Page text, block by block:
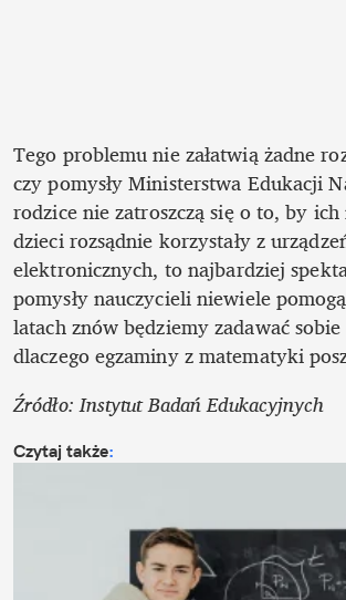
Tego problemu nie załatwią żadne
czy pomysły Ministerstwa Edukacji
rodzice nie zatroszczą się o to, by
dzieci rozsądnie korzystały z
elektronicznych, to najbardziej
pomysły nauczycieli niewiele
latach znów będziemy zadawać
dlaczego egzaminy z matematyki
Źródło: Instytut Badań Edukacyjnych
Czytaj także: